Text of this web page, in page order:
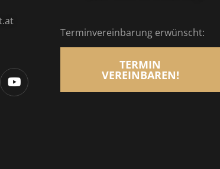
Terminvereinbarung erwünscht:
TERMIN
VEREINBAREN!